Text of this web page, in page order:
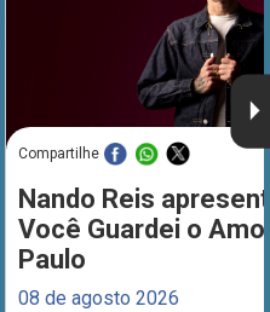
Compartilhe
Nando Reis
Você Guardei o
Paulo
08 de agosto 2026